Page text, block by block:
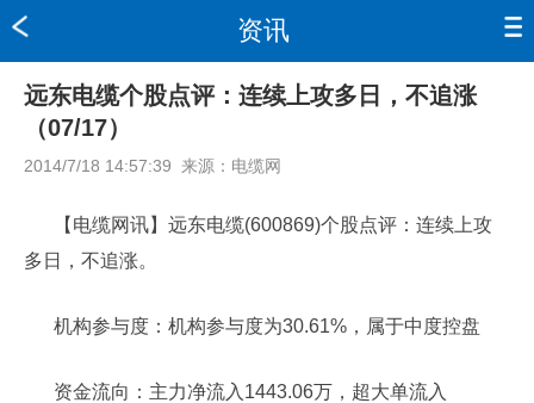
资讯
远东电缆个股点评：连续上攻多日，不追涨
（07/17）
2014/7/18 14:57:39 来源： 电缆网
【电缆网讯】远东电缆(600869)个股点评：连续上攻
多日，不追涨。
机构参与度：机构参与度为30.61%，属于中度控盘
资金流向：主力净流入1443.06万，超大单流入